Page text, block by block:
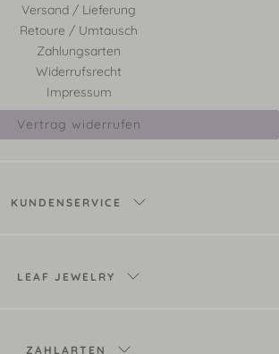
Versand / Lieferung
Retoure / Umtausch
Zahlungsarten
Widerrufsrecht
Impressum
Vertrag widerrufen
KUNDENSERVICE
LEAF JEWELRY
ZAHLARTEN